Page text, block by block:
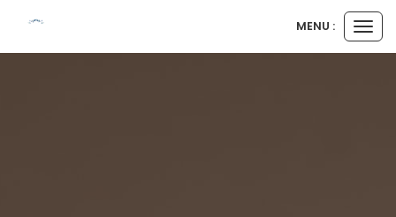
le
MENU :